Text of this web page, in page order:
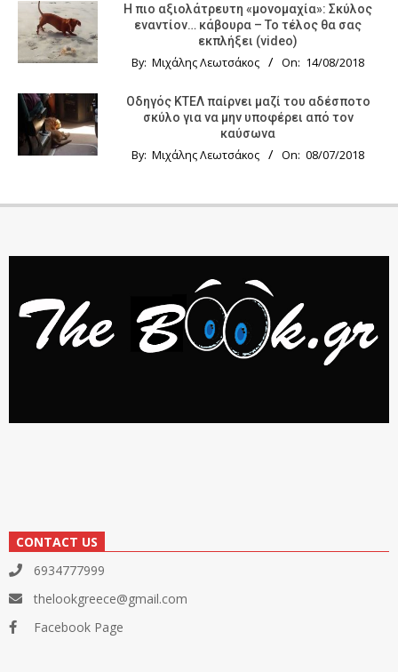
Η πιο αξιολάτρευτη «μονομαχία»: Σκύλος
εναντίον… κάβουρα – Το τέλος θα σας
εκπλήξει (video)
By: Μιχάλης Λεωτσάκος On: 14/08/2018
Οδηγός KTΕΛ παίρνει μαζί του αδέσποτο
σκύλο για να μην υποφέρει από τον
καύσωνα
By: Μιχάλης Λεωτσάκος On: 08/07/2018
CONTACT US
6934777999
thelookgreece@gmail.com
Facebook Page